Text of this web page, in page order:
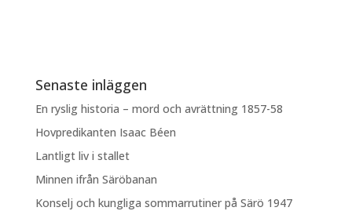
Senaste inläggen
En ryslig historia – mord och avrättning 1857-58
Hovpredikanten Isaac Béen
Lantligt liv i stallet
Minnen ifrån Säröbanan
Konselj och kungliga sommarrutiner på Särö 1947